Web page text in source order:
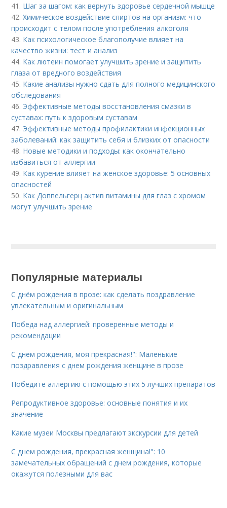
41. Шаг за шагом: как вернуть здоровье сердечной мышце
42.Химическое воздействие спиртов на организм: что
происходит с телом после употребления алкоголя
43. Как психологическое благополучие влияет на
качество жизни: тест и анализ
44. Как лютеин помогает улучшить зрение и защитить
глаза от вредного воздействия
45. Какие анализы нужно сдать для полного медицинского
обследования
46. Эффективные методы восстановления смазки в
суставах: путь к здоровым суставам
47. Эффективные методы профилактики инфекционных
заболеваний: как защитить себя и близких от опасности
48. Новые методики и подходы: как окончательно
избавиться от аллергии
49. Как курение влияет на женское здоровье: 5 основных
опасностей
50. Как Доппельгерц актив витамины для глаз с хромом
могут улучшить зрение
Популярные материалы
С днём рождения в прозе: как сделать поздравление
увлекательным и оригинальным
Победа над аллергией: проверенные методы и
рекомендации
С днем рождения, моя прекрасная!": Маленькие
поздравления с днем рождения женщине в прозе
Победите аллергию с помощью этих 5 лучших препаратов
Репродуктивное здоровье: основные понятия и их
значение
Какие музеи Москвы предлагают экскурсии для детей
С днем рождения, прекрасная женщина!": 10
замечательных обращений с днем рождения, которые
окажутся полезными для вас